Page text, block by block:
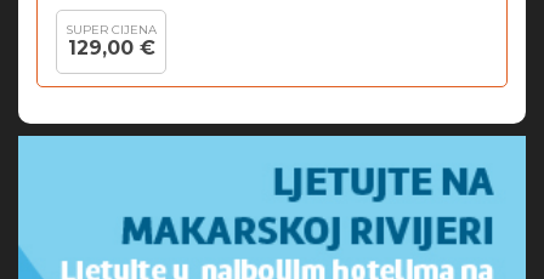
SUPER CIJENA
129,00 €